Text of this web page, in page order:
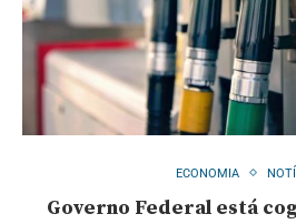
ECONOMIA
Governo Federal está